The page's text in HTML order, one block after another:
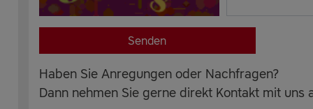
Haben Sie Anregungen oder Nachfragen?
Dann nehmen Sie gerne direkt Kontakt mit uns